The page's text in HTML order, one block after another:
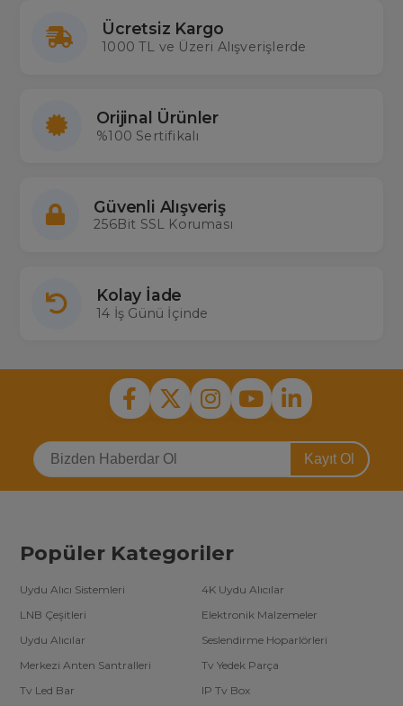
Ücretsiz Kargo
1000 TL ve Üzeri Alışverişlerde
Orijinal Ürünler
%100 Sertifikalı
Güvenli Alışveriş
256Bit SSL Koruması
Kolay İade
14 İş Günü İçinde
Kayıt Ol
Popüler Kategoriler
Uydu Alıcı Sistemleri
4K Uydu Alıcılar
LNB Çeşitleri
Elektronik Malzemeler
Uydu Alıcılar
Seslendirme Hoparlörleri
Merkezi Anten Santralleri
Tv Yedek Parça
Tv Led Bar
IP Tv Box